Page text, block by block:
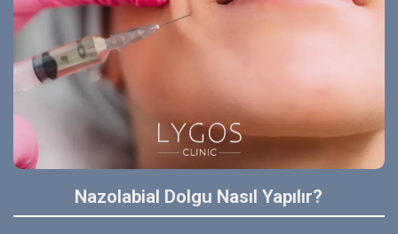
Nazolabial Dolgu Nasıl Yapılır?